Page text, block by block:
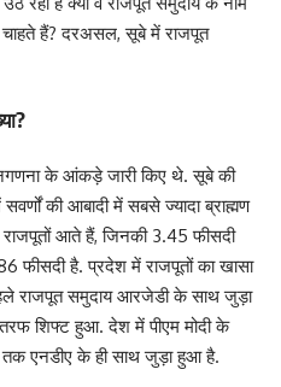
चाहते हैं? दरअसल, सूबे में राजपूत
के आंकड़े जारी किए थे. सूबे की
की आबादी में सबसे ज्यादा ब्राह्मण
आते हैं, जिनकी 3.45 फीसदी
फीसदी है. प्रदेश में राजपूतों का खासा
राजपूत समुदाय आरजेडी के साथ जुड़ा
शिफ्ट हुआ. देश में पीएम मोदी के
तक एनडीए के ही साथ जुड़ा हुआ है.